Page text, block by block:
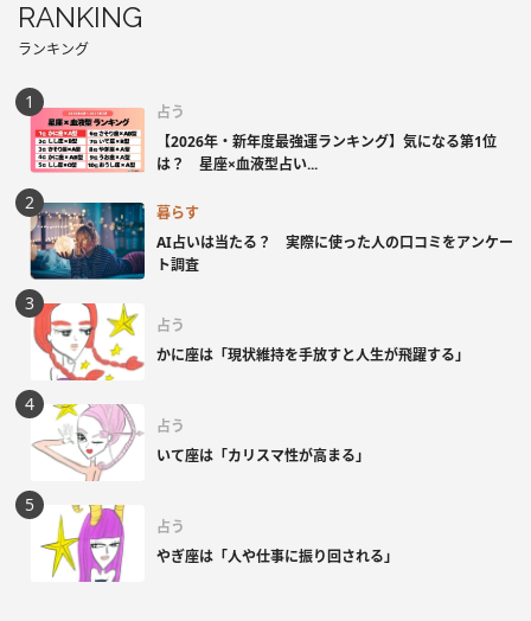
RANKING
ランキング
占う
【2026年・新年度最強運ランキング】気になる第1位
は？ 星座×血液型占い...
暮らす
AI占いは当たる？ 実際に使った人の口コミをアンケー
ト調査
占う
かに座は「現状維持を手放すと人生が飛躍する」
占う
いて座は「カリスマ性が高まる」
占う
やぎ座は「人や仕事に振り回される」